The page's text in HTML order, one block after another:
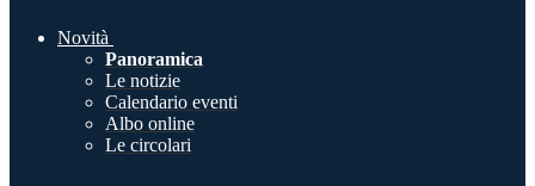
Novità
Panoramica
Le notizie
Calendario eventi
Albo online
Le circolari